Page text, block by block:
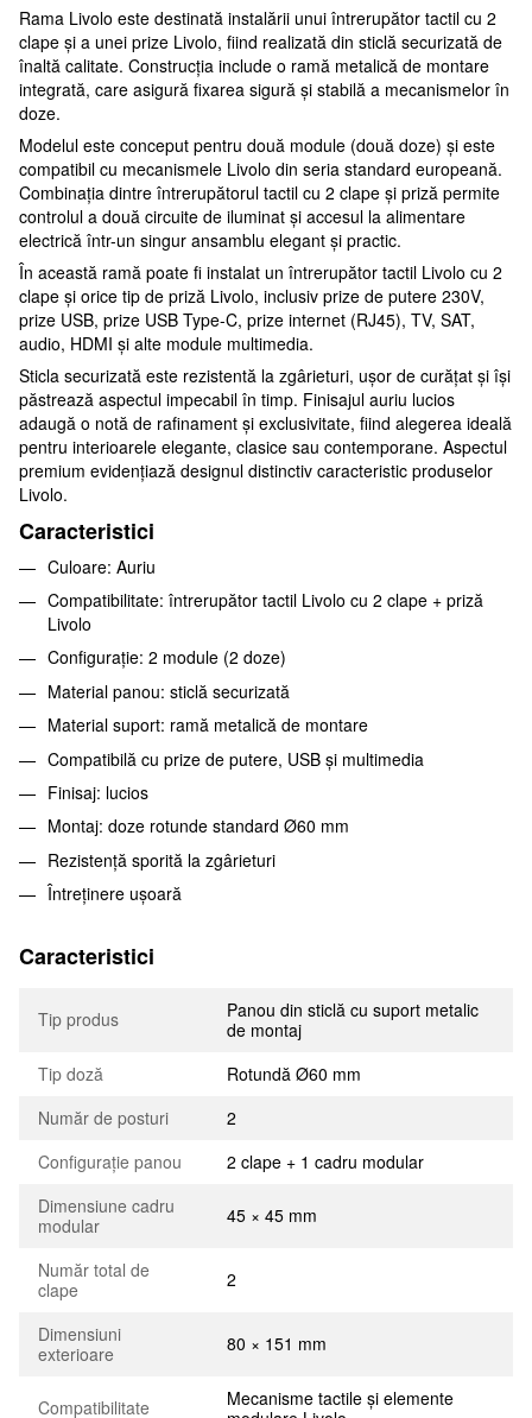
Rama Livolo este destinată instalării unui întrerupător tactil cu 2
clape și a unei prize Livolo, fiind realizată din sticlă securizată de
înaltă calitate. Construcția include o ramă metalică de montare
integrată, care asigură fixarea sigură și stabilă a mecanismelor în
doze.
Modelul este conceput pentru două module (două doze) și este
compatibil cu mecanismele Livolo din seria standard europeană.
Combinația dintre întrerupătorul tactil cu 2 clape și priză permite
controlul a două circuite de iluminat și accesul la alimentare
electrică într-un singur ansamblu elegant și practic.
În această ramă poate fi instalat un întrerupător tactil Livolo cu 2
clape și orice tip de priză Livolo, inclusiv prize de putere 230V,
prize USB, prize USB Type-C, prize internet (RJ45), TV, SAT,
audio, HDMI și alte module multimedia.
Sticla securizată este rezistentă la zgârieturi, ușor de curățat și își
păstrează aspectul impecabil în timp. Finisajul auriu lucios
adaugă o notă de rafinament și exclusivitate, fiind alegerea ideală
pentru interioarele elegante, clasice sau contemporane. Aspectul
premium evidențiază designul distinctiv caracteristic produselor
Livolo.
Caracteristici
Culoare: Auriu
Compatibilitate: întrerupător tactil Livolo cu 2 clape + priză
Livolo
Configurație: 2 module (2 doze)
Material panou: sticlă securizată
Material suport: ramă metalică de montare
Compatibilă cu prize de putere, USB și multimedia
Finisaj: lucios
Montaj: doze rotunde standard Ø60 mm
Rezistență sporită la zgârieturi
Întreținere ușoară
Caracteristici
Tip produs
Panou din sticlă cu suport metalic
de montaj
Tip doză
Rotundă Ø60 mm
Număr de posturi
2
Configurație panou
2 clape + 1 cadru modular
Dimensiune cadru
modular
45 × 45 mm
Număr total de
clape
2
Dimensiuni
exterioare
80 × 151 mm
Compatibilitate
Mecanisme tactile și elemente